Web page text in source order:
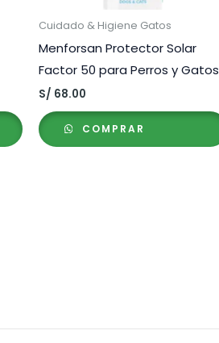
Cuidado & Higiene Gatos
Menforsan Protector Solar
Factor 50 para Perros y Gatos
S/ 68.00
COMPRAR